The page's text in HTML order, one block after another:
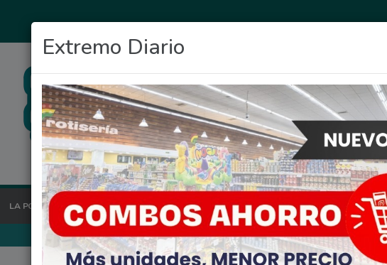
LA POSTA HOY OCIO DEPORTES FIGHIERA GENERAL LAGOS POLICIALES
Extremo Diario